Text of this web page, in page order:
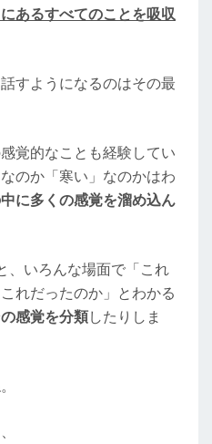
あるすべてのことを吸収
すようになるのはその最
覚的なことも経験してい
のか「寒い」なのかはわ
に多くの感覚を溜め込ん
、いろんな場面で「これ
れだったのか」とわかる
感覚を分類したりしま